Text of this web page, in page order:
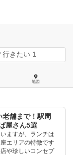
行きたい 1
地図
老舗まで！駅周
屋さん5選
ますが、ランチは
エリアの特徴です
や珍しいコンセプ